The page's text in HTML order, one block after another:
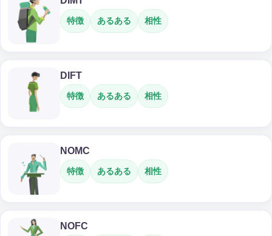
特徴 あるある 相性
DIFT
特徴 あるある 相性
NOMC
特徴 あるある 相性
NOFC